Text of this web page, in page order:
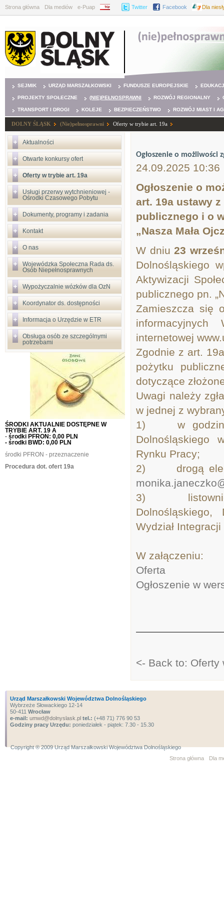
Strona główna Dla mediów e-Puap BIP Twitter Facebook Dla
SEJMIK URZĄD MARSZAŁKOWSKI FUNDUSZE EUROPEJSKIE
PROJEKTY SPOŁECZNE (NIE)PEŁNOSPRAWNI ROZWÓJ REGIONALNY
TRANSPORT I DROGI KOLEJE BEZPIECZEŃSTWO ROZWÓJ MIAST I
DOLNY ŚLĄSK (Nie)pełnosprawni Oferty w trybie art. 19a
Aktualności
Otwarte konkursy ofert
Oferty w trybie art. 19a
Usługi przerwy wytchnieniowej -
Ośrodki Czasowego Pobytu
Dokumenty, programy i zadania
Kontakt
O nas
Wojewódzka Społeczna Rada ds.
Osób Niepełnosprawnych
Wypożyczalnie wózków dla OzN
Koordynator ds. dostępności
Informacja o Urzędzie w ETR
Obsługa osób ze szczególnymi
potrzebami
ŚRODKI AKTUALNIE DOSTĘPNE W
TRYBIE ART. 19 A
- środki PFRON: 0,00 PLN
- środki BWD: 0,00 PLN
środki PFRON - przeznaczenie
Procedura dot. ofert 19a
Ogłoszenie o możliwości
24.09.2025 10:36
Ogłoszenie o
art. 19a ustawy
publicznego i o
„Nasza Mała
W dniu23
Dolnośląskiego
Aktywizacji
publicznego pn.
Zamieszcza się
internetowej
Zgodnie z art.
pożytku
dotyczące
Uwagi należy
w jednej z
1) w
Dolnośląskiego
Rynku Pracy;
2) drogą
3) listownie
Wydział
W załączeniu:
Oferta
Ogłoszenie w
<- Back to: Oferty
Urząd Marszałkowski Województwa Dolnośląskiego
Wybrzeże Słowackiego 12-14
50-411 Wrocław
e-mail: umwd@dolnyslask.pl tel.: (+48 71) 776 90 53
Godziny pracy Urzędu: poniedziałek - piątek: 7.30 - 15.30
Copyright ® 2009 Urząd Marszałkowski Województwa Dolnośląskiego
Strona główna
Dla